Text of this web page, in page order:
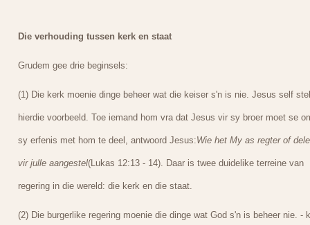
Die verhouding tussen kerk en staat
Grudem gee drie beginsels:
(1) Die kerk moenie dinge beheer wat die keiser s'n is nie. Jesus self stel
hierdie voorbeeld. Toe iemand hom vra dat Jesus vir sy broer moet se
sy erfenis met hom te deel, antwoord Jesus:Wie het My as regter of
vir julle aangestel(Lukas 12:13 - 14). Daar is twee duidelike terreine van
regering in die wereld: die kerk en die staat.
(2) Die burgerlike regering moenie die dinge wat God s'n is beheer nie. -